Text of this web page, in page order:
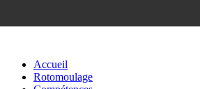
Accueil
Rotomoulage